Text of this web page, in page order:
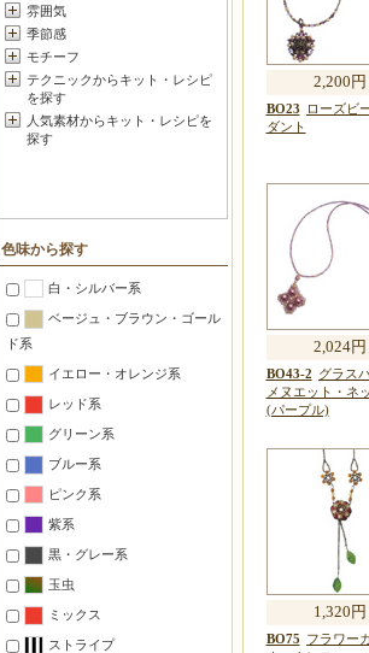
2,200円
BO23
ローズビ
ダント
2,024円
BO43-2 グラス
メヌエット・ネ
(パープル)
1,320円
BO75 フラワー
暮らしの小道具
チャーム
お守り・香り
マスコット
フラワー
置くインテリア
つるすインテリア
照明
万華鏡
自由に作る【ミックス】
デリカビーズ織り材料セット
仕立て済みの箱入り【完成品】
雰囲気
季節感
モチーフ
テクニックからキット・レシピ
を探す
人気素材からキット・レシピを
探す
色味から探す
白・シルバー系
ベージュ・ブラウン・ゴール
ド系
イエロー・オレンジ系
レッド系
グリーン系
ブルー系
ピンク系
紫系
黒・グレー系
玉虫
ミックス
ストライプ